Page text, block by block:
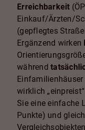
Erreichbarkeit
Einkauf/Ärzten/
(gepflegtes
Ergänzend wirken
während
wirklich
Sie eine einfache
Punkte) und